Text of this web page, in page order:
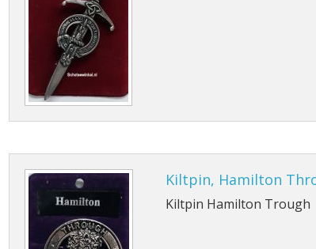
Kiltpin, Hamilton
Kiltpin Hamilton Trough